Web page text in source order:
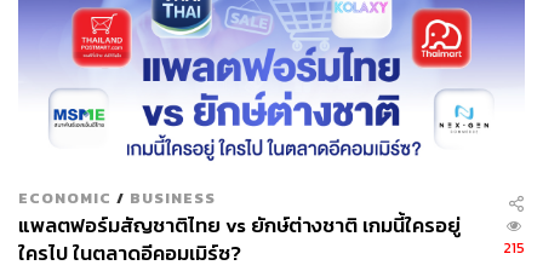
บริโภคเชื่อว่า การซื้อจาก Brand.com จะได้บริการหลัง
การขายที่ดีกว่า การรับประกันที่แพลตฟอร์มออนไลน์
ไม่มีให้ มีความมั่นใจว่าสินค้าเป็นของแท้ และ
ประสบการณ์การซื้อที่ดีกว่า
ช่วยให้แบรนด์สามารถขายสินค้าราคาแพงกว่าช่องทา
งอื่นๆ ได้ 20% และไม่ต้องเสียค่าคอมมิชชันให้กับ
แพลตฟอร์ม
ช่วยให้แบรนด์มีข้อมูลและข้อมูลเชิงลึกของลูกค้าได้
โดยตรง โดยไม่ต้องพึ่งพาบริษัทค้าปลีกหรือ
ECONOMIC / BUSINESS
แพลตฟอร์มสัญชาติไทย vs ยักษ์ต่างชาติ เกมนี้ใครอยู่
ใครไป ในตลาดอีคอมเมิร์ซ?
215